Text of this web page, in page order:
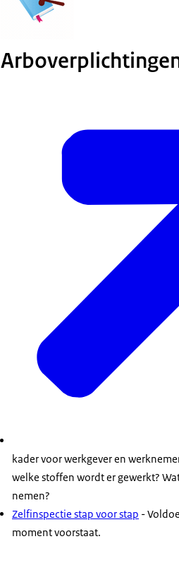
kader voor werkgever en
welke stoffen wordt er gewerkt?
nemen?
Zelfinspectie stap voor stap -
moment voorstaat.